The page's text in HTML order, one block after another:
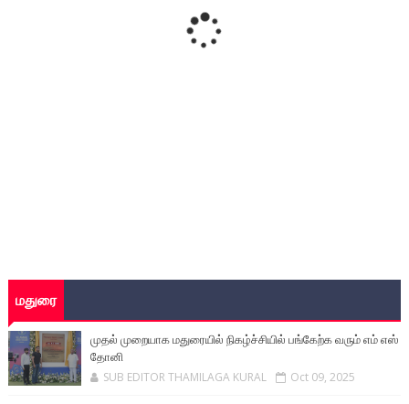
மதுரை
முதல் முறையாக மதுரையில் நிகழ்ச்சியில் பங்கேற்க வரும் எம் எஸ்
தோனி
SUB EDITOR THAMILAGA KURAL Oct 09, 2025